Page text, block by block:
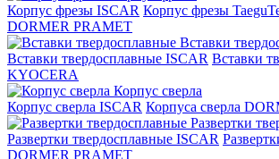
Корпус фрезы ISCAR Корпус фрезы
DORMER PRAMET
Вставки
Вставки твердосплавные ISCAR Вставки
KYOCERA
Корпус сверла
Корпус сверла ISCAR Корпуса сверла
Развертки
Развертки твердосплавные ISCAR
DORMER PRAMET